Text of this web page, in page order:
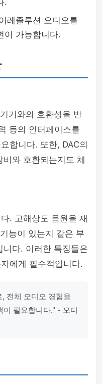
.
레졸루션 오디오를
이 가능합니다.
기와의 호환성을 반
등의 인터페이스를
합니다. 또한, DAC의
와 호환되는지도 체
. 고해상도 음원을 재
능이 있는지 같은 부
다. 이러한 특징들은
에게 필수적입니다.
전체 오디오 경험을
이 필요합니다." - 오디